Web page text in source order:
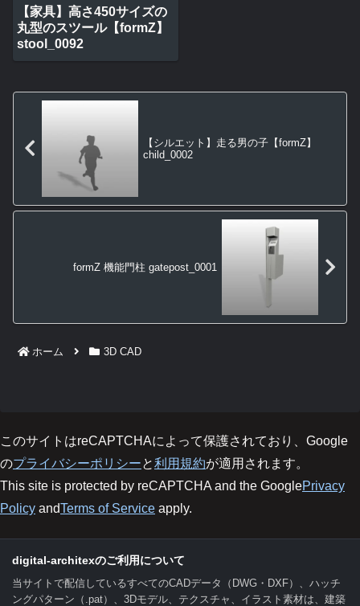
【家具】高さ450サイズの
丸型のスツール【formZ】
stool_0092
【シルエット】走る男の子【formZ】
child_0002
formZ 機能門柱 gatepost_0001
ホーム 3D CAD
このサイトはreCAPTCHAによって保護されており、Google
のプライバシーポリシーと利用規約が適用されます。
This site is protected by reCAPTCHA and the GooglePrivacy
Policy andTerms of Service apply.
digital-architexのご利用について
当サイトで配信しているすべてのCADデータ（DWG・DXF）、ハッチ
ングパターン（.pat）、3Dモデル、テクスチャ、イラスト素材は、建築